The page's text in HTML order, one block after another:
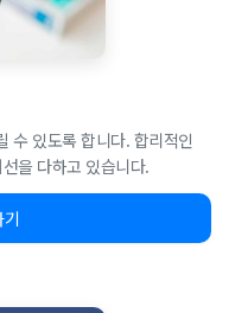
수 있도록 합니다. 합리적인
을 다하고 있습니다.